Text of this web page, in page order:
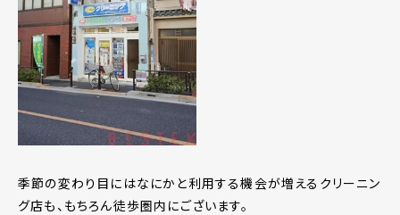
季節の変わり目にはなにかと利用する機会が増えるクリーニン
グ店も、もちろん徒歩圏内にございます。